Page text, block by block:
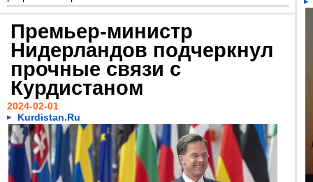
Премьер-министр
Нидерландов подчеркнул
прочные связи с
Курдистаном
2024-02-01
Kurdistan.Ru